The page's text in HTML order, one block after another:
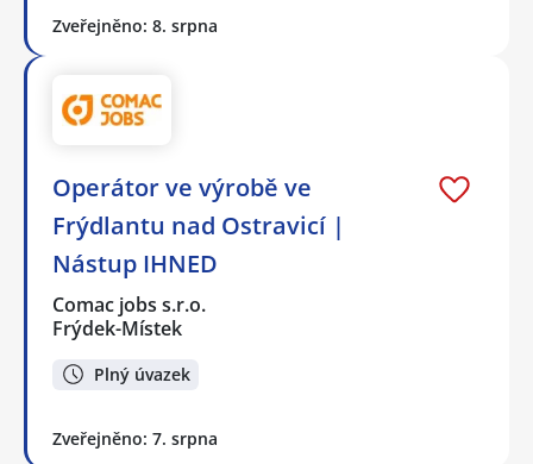
Zveřejněno: 8. srpna
Operátor ve výrobě ve
Frýdlantu nad Ostravicí |
Nástup IHNED
Comac jobs s.r.o.
Frýdek-Místek
Plný úvazek
Zveřejněno: 7. srpna